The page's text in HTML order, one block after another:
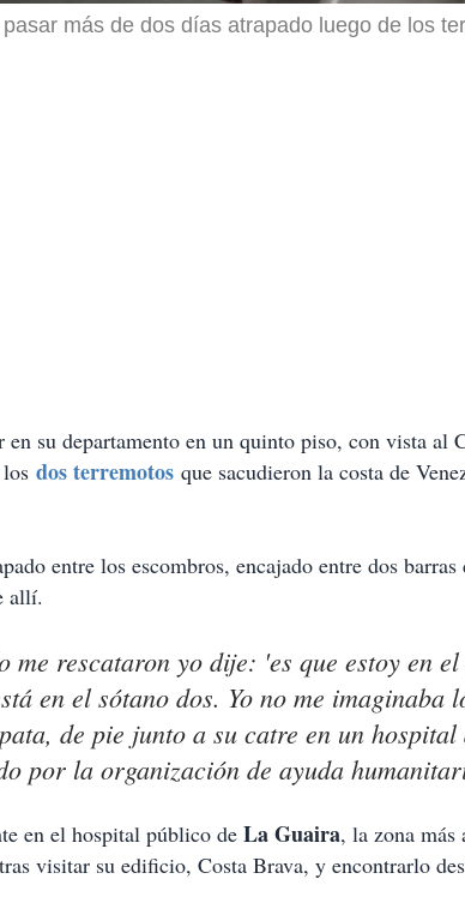
más de dos días atrapado luego de los
en su departamento en un quinto piso, con vista al
dos terremotos que sacudieron la costa de
entre los escombros, encajado entre dos barras
allí.
me rescataron yo dije: 'es que estoy en
en el sótano dos. Yo no me imaginaba
de pie junto a su catre en un hospital
por la organización de ayuda
en el hospital público de La Guaira, la zona más
visitar su edificio, Costa Brava, y encontrarlo